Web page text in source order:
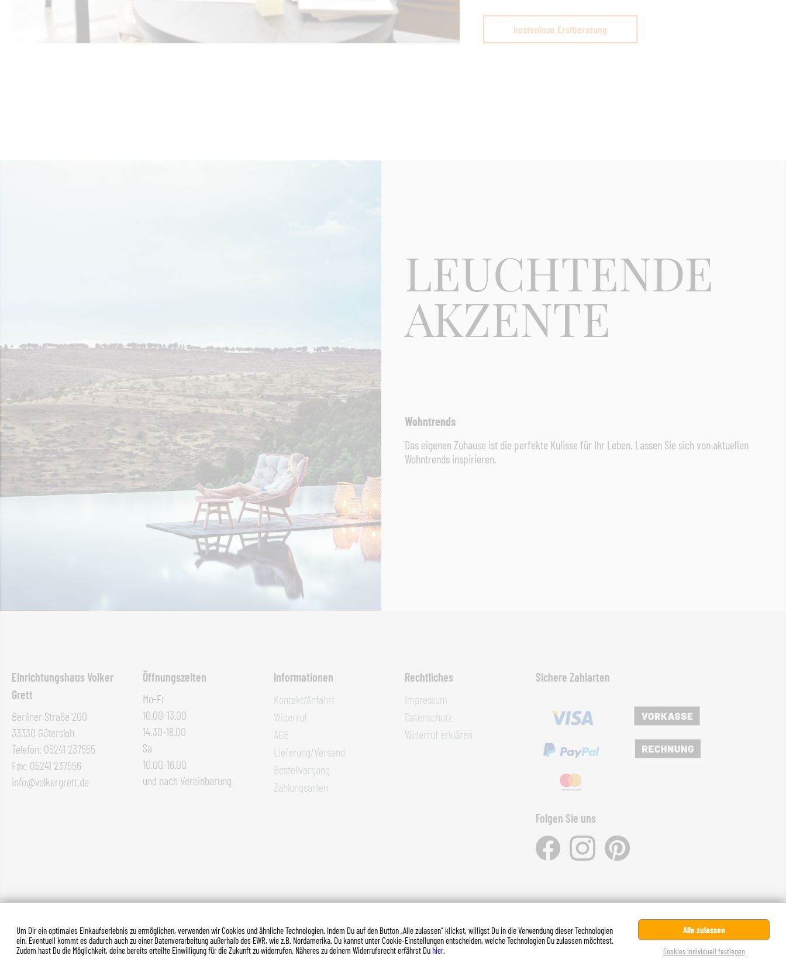
kostenlose Erstberatung
LEUCHTENDE
AKZENTE
Wohntrends
Das eigenen Zuhause ist die perfekte Kulisse für Ihr Leben. Lassen Sie sich von aktuellen
Wohntrends inspirieren.
Einrichtungshaus Volker
Grett
Berliner Straße 200
33330 Gütersloh
Telefon: 05241 237555
Fax: 05241 237556
info@volkergrett.de
Öffnungszeiten
Mo-Fr
10.00-13.00
14.30-18.00
Sa
10.00-16.00
und nach Vereinbarung
Informationen
Kontakt/Anfahrt
Widerruf
AGB
Lieferung/Versand
Bestellvorgang
Zahlungsarten
Rechtliches
Impressum
Datenschutz
Widerruf erklären
Sichere Zahlarten
Folgen Sie uns
und ggf. Nachnahmegebühren, wenn nicht anders angegeben.
Um Dir ein optimales Einkaufserlebnis zu ermöglichen, verwenden wir Cookies und ähnliche Technologien. Indem Du auf den Button „Alle zulassen“ klickst, willigst Du in die Verwendung dieser Technologien
ein. Eventuell kommt es dadurch auch zu einer Datenverarbeitung außerhalb des EWR, wie z.B. Nordamerika. Du kannst unter Cookie-Einstellungen entscheiden, welche Technologien Du zulassen möchtest.
Zudem hast Du die Möglichkeit, deine bereits erteilte Einwilligung für die Zukunft zu widerrufen. Näheres zu deinem Widerrufsrecht erfährst Du hier.
Alle zulassen
Cookies individuell festlegen